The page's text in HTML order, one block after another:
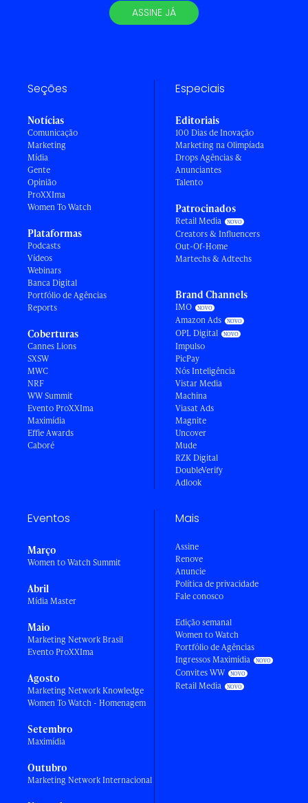
ASSINE JÁ
Seções
Notícias
Comunicação
Marketing
Mídia
Gente
Opinião
ProXXIma
Women To Watch
Plataformas
Podcasts
Vídeos
Webinars
Banca Digital
Portfólio de Agências
Reports
Coberturas
Cannes Lions
SXSW
MWC
NRF
WW Summit
Evento ProXXIma
Maximídia
Effie Awards
Caboré
Especiais
Editoriais
100 Dias de Inovação
Marketing na Olimpíada
Drops Agências &
Anunciantes
Talento
Patrocinados
Retail Media
Creators & Influencers
Out-Of-Home
Martechs & Adtechs
Brand Channels
IMO
Amazon Ads
OPL Digital
Impulso
PicPay
Nós Inteligência
Vistar Media
Machina
Viasat Ads
Magnite
Uncover
Mude
RZK Digital
DoubleVerify
Adlook
Eventos
Março
Women to Watch Summit
Abril
Mídia Master
Maio
Marketing Network Brasil
Evento ProXXIma
Agosto
Marketing Network Knowledge
Women To Watch - Homenagem
Setembro
Maximídia
Outubro
Marketing Network Internacional
Mais
Assine
Renove
Anuncie
Política de privacidade
Fale conosco
Edição semanal
Women to Watch
Portfólio de Agências
Ingressos Maximídia
Convites WW
Retail Media